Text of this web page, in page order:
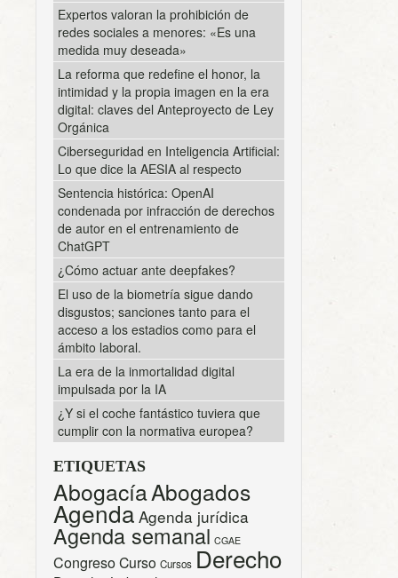
Expertos valoran la prohibición de
redes sociales a menores: «Es una
medida muy deseada»
La reforma que redefine el honor, la
intimidad y la propia imagen en la era
digital: claves del Anteproyecto de Ley
Orgánica
Ciberseguridad en Inteligencia Artificial:
Lo que dice la AESIA al respecto
Sentencia histórica: OpenAI
condenada por infracción de derechos
de autor en el entrenamiento de
ChatGPT
¿Cómo actuar ante deepfakes?
El uso de la biometría sigue dando
disgustos; sanciones tanto para el
acceso a los estadios como para el
ámbito laboral.
La era de la inmortalidad digital
impulsada por la IA
¿Y si el coche fantástico tuviera que
cumplir con la normativa europea?
ETIQUETAS
AbogacíaAbogados
Agenda Agenda jurídica
Agenda semanal CGAE
CongresoCurso Cursos Derecho